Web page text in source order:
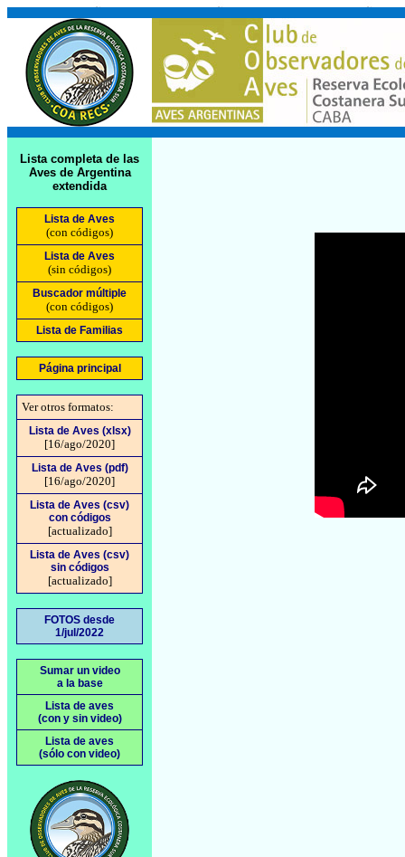
Lista completa de las
Aves de Argentina
extendida
Lista de Aves
(con códigos)
Lista de Aves
(sin códigos)
Buscador múltiple
(con códigos)
Lista de Familias
Página principal
Ver otros formatos:
Lista de Aves (xlsx)
[16/ago/2020]
Lista de Aves (pdf)
[16/ago/2020]
Lista de Aves (csv)
con códigos
[actualizado]
Lista de Aves (csv)
sin códigos
[actualizado]
FOTOS desde
1/jul/2022
Sumar un video
a la base
Lista de aves
(con y sin video)
Lista de aves
(sólo con video)